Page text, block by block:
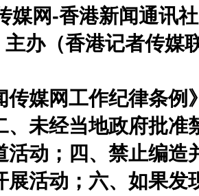
媒网-香港新闻通讯
办（香港记者传媒
传媒网工作纪律条
、未经当地政府批
活动；四、禁止编造
展活动；六、如果发